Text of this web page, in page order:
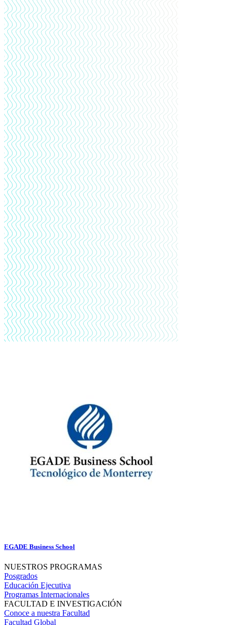
EGADE Business School
NUESTROS PROGRAMAS
Posgrados
Educación Ejecutiva
Programas Internacionales
FACULTAD E INVESTIGACIÓN
Conoce a nuestra Facultad
Facultad Global